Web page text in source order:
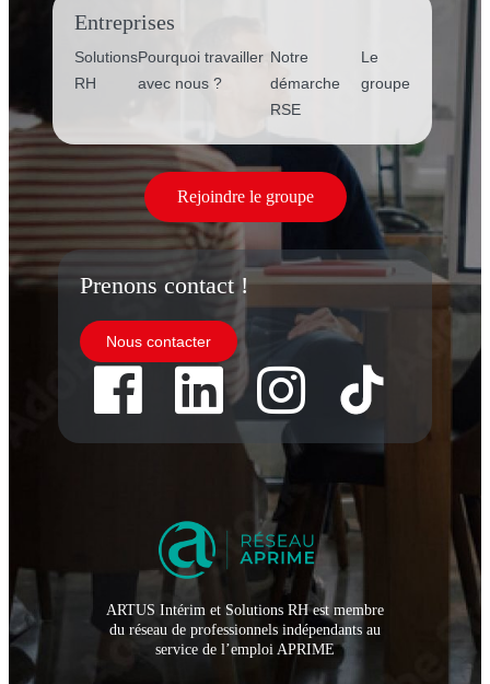
Entreprises
Solutions
RH
Pourquoi travailler
avec nous ?
Notre
démarche
RSE
Le
groupe
Rejoindre le groupe
Prenons contact !
Nous contacter
ARTUS Intérim et Solutions RH est membre
du réseau de professionnels indépendants au
service de l’emploi APRIME